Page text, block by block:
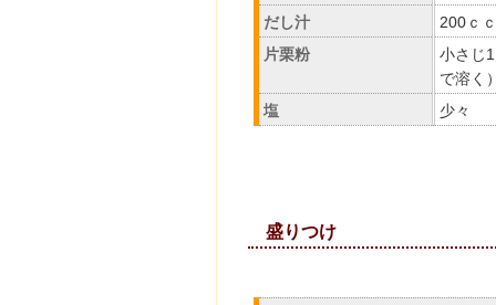
だし汁
200ｃｃ
片栗粉
小さじ
で溶く
塩
少々
盛りつ